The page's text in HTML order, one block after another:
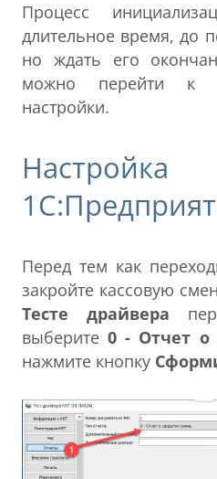
Процесс
длительное время, до
но ждать его
можно перейти к
настройки.
Настройка
Перед тем как
закройте кассовую
Тесте драйвера
выберите0 - Отчет о
нажмите кнопку